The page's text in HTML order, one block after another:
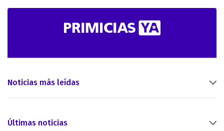
Noticias más leídas
Últimas noticias